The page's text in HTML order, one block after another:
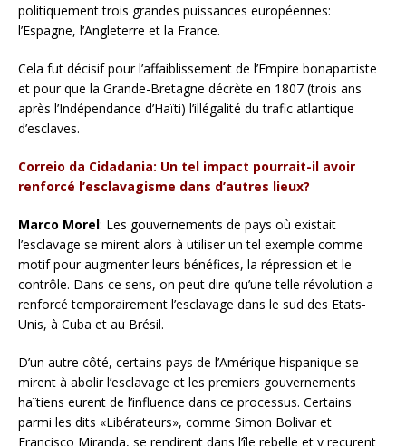
politiquement trois grandes puissances européennes:
l’Espagne, l’Angleterre et la France.
Cela fut décisif pour l’affaiblissement de l’Empire bonapartiste
et pour que la Grande-Bretagne décrète en 1807 (trois ans
après l’Indépendance d’Haïti) l’illégalité du trafic atlantique
d’esclaves.
Correio da Cidadania: Un tel impact pourrait-il avoir
renforcé l’esclavagisme dans d’autres lieux?
Marco Morel: Les gouvernements de pays où existait
l’esclavage se mirent alors à utiliser un tel exemple comme
motif pour augmenter leurs bénéfices, la répression et le
contrôle. Dans ce sens, on peut dire qu’une telle révolution a
renforcé temporairement l’esclavage dans le sud des Etats-
Unis, à Cuba et au Brésil.
D’un autre côté, certains pays de l’Amérique hispanique se
mirent à abolir l’esclavage et les premiers gouvernements
haïtiens eurent de l’influence dans ce processus. Certains
parmi les dits «Libérateurs», comme Simon Bolivar et
Francisco Miranda, se rendirent dans l’île rebelle et y reçurent